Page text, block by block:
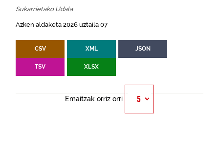
Sukarrietako Udala
Azken aldaketa 2026 uztaila 07
CSV XML JSON
TSV XLSX
Emaitzak orriz orri